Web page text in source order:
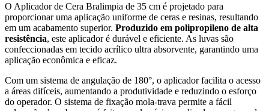
O Aplicador de Cera Bralimpia de 35 cm é projetado para
proporcionar uma aplicação uniforme de ceras e resinas, resultando
em um acabamento superior. Produzido em polipropileno de alta
resistência, este aplicador é durável e eficiente. As luvas são
confeccionadas em tecido acrílico ultra absorvente, garantindo uma
aplicação econômica e eficaz.
Com um sistema de angulação de 180°, o aplicador facilita o acesso
a áreas difíceis, aumentando a produtividade e reduzindo o esforço
do operador. O sistema de fixação mola-trava permite a fácil